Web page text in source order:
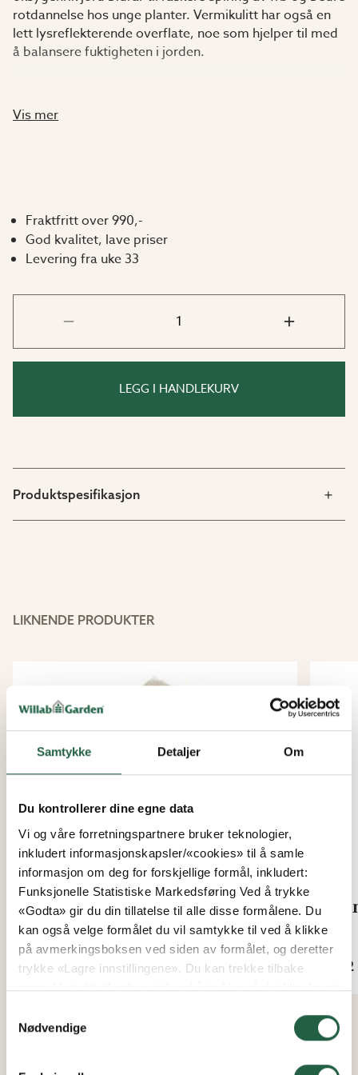
Samtykke Detaljer Om
Du kontrollerer dine egne data
Vi og våre forretningspartnere bruker teknologier,
inkludert informasjonskapsler/«cookies» til å samle
informasjon om deg for forskjellige formål, inkludert:
Funksjonelle Statistiske Markedsføring Ved å trykke
«Godta» gir du din tillatelse til alle disse formålene. Du
kan også velge formålet du vil samtykke til ved å klikke
på avmerkingsboksen ved siden av formålet, og deretter
trykke «Lagre innstillingene». Du kan trekke tilbake
samtykket ditt til enhver tid ved å trykke på det lille ikonet
om hvordan vi bruker informasjonskapsler og annen
Nødvendige
rotdannelse hos unge planter. Vermikulitt har også en
lett lysreflekterende overflate, noe som hjelper til med
å balansere fuktigheten i jorden.
og kan enten blandes inn i jorden eller strøs på
Bruksanvisning:
lag vermikulitt.
Bland 1 del jord og 1 del
vermikulitt. Så eller plant deretter direkte i
blandingen.
Forbedring av kompost:Bland forsiktig inn ca. 20–
25 % vermikulitt i komposten.
Vis mer
Fraktfritt over 990,-
God kvalitet, lave priser
Levering fra uke 33
LEGG I HANDLEKURV
Produktspesifikasjon
LIKNENDE PRODUKTER
Vermiculite, 3l
Fra
kr 102
Fra
kr